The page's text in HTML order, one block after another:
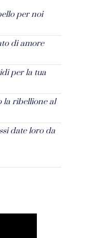
per noi
di amore
per la tua
la ribellione al
date loro da